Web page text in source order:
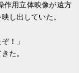
作用立体映像が遠方
し出していた。
！」
た。